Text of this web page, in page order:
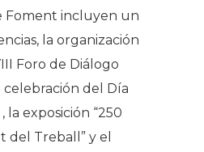
Foment incluyen un
la organización
Foro de Diálogo
celebración del Día
la exposición “250
del Treball” y el